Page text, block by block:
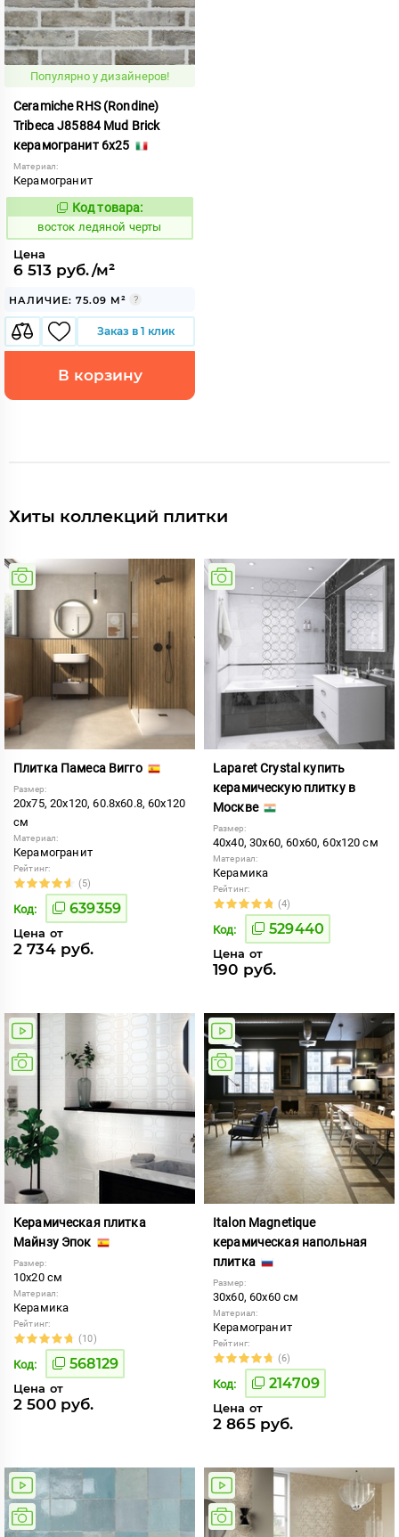
Популярно у дизайнеров!
Ceramiche RHS (Rondine)
Tribeca J85884 Mud Brick
керамогранит 6x25
Материал:
Керамогранит
208870
Код товара:
восток ледяной черты
Цена
6 513 руб./м²
НАЛИЧИЕ: 75.09 М²
Заказ в 1 клик
В корзину
Хиты коллекций плитки
Плитка Памеса Вигго
Размер:
20x75, 20x120, 60.8x60.8, 60x120
см
Материал:
Керамогранит
Рейтинг:
(5)
Код: 639359
Цена от
2 734 руб.
Laparet Crystal купить
керамическую плитку в
Москве
Размер:
40x40, 30x60, 60x60, 60x120 см
Материал:
Керамика
Рейтинг:
(4)
Код: 529440
Цена от
190 руб.
Керамическая плитка
Майнзу Эпок
Размер:
10x20 см
Материал:
Керамика
Рейтинг:
(10)
Код: 568129
Цена от
2 500 руб.
Italon Magnetique
керамическая напольная
плитка
Размер:
30x60, 60x60 см
Материал:
Керамогранит
Рейтинг:
(6)
Код: 214709
Цена от
2 865 руб.